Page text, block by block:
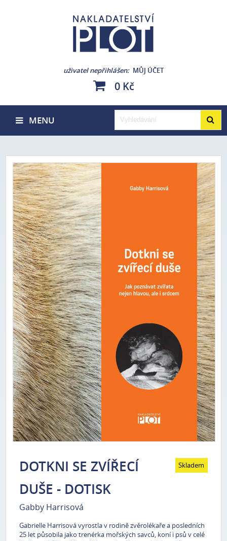
uživatel nepřihlášen MŮJ ÚČET
0 Kč
MENU
Skladem
DOTKNI SE ZVÍŘECÍ
DUŠE - DOTISK
Gabby Harrisová
Gabrielle Harrisová vyrostla v rodině zvěrolékaře a posledních
25 let působila jako trenérka mořských savců, koní i psů v celé